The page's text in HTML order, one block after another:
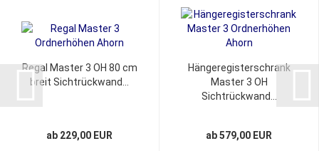
Regal Master 3 OH 80 cm
breit Sichtrückwand...
ab 229,00 EUR
Hängeregisterschrank
Master 3 OH
Sichtrückwand...
ab 579,00 EUR